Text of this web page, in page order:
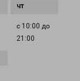
с 10:00 до
21:00